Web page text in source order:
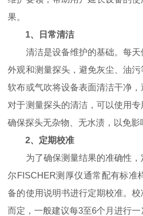
果。
1、日常清洁
清洁是设备维护的基础。每天
外观和测量探头，避免灰尘、油
软布或气吹将设备表面清洁干净，
对于测量探头的清洁，可以使用
确保探头无杂物、无水渍，以免影
2、定期校准
为了确保测量结果的准确性，
尔FISCHER测厚仪通常配有标准
备的使用说明书进行定期校准。
而定，一般建议每3至6个月进行